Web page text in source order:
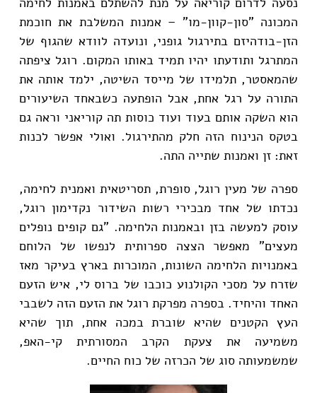
המכונה "סון-קוון-מו" – אמנות המשלבת את חוכמת
הזן-בודהיזם בתירגול גופני, ונועדה לוודא שהגוף של
המתרגל ותודעתו יהיו תמיד באותו המקום. רוגל ציפתה
שהמאסטר, תלמידו של מייסד השיטה, ילמד אותה את
התורה על רגל אחת, אבל הופתעה כשבאחד השיעורים
הוא השקה אותם בעוד ועוד כוסות תה קוריאני וראה גם
בטקס הנינוח הזה חלק מהתירגול. ואולי אפשר לכנות
זאת: זן ואמנות שתייה התה.
ספרה של מעין רוגל, סופרת, תסריטאית ואמנית לחימה,
נכדתו של אחד מבכירי רשות השידור נקדימון רוגל,
עוסק למעשה בזן ובאמנות הלחימה. "גם קופים נופלים
מעצים" מאפשר הצצה ספרותית לנפשו של הלוחם
באמנויות הלחימה השונות, המוכרות בארץ בעיקר מאז
שזרח על מסכי הקולנוע כוכבו של ברוס לי, איש הזעם
האחד והיחיד. בספרה מפרקת רוגל את הזעם הזה לשבבי
העץ הקטנים שהיא שוברת במכה אחת, תוך שהיא
משמיעה את צעקת הקרב המסורתית קי-האפ,
שמשמעותה סוג של הכרזה של כוח החיים.